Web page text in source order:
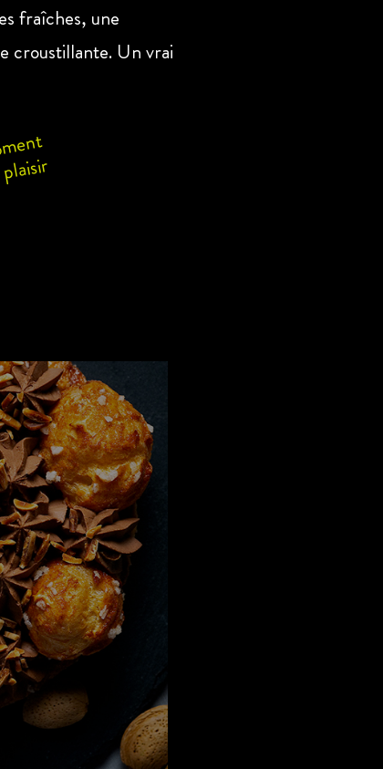
fraîches, une
croustillante. Un vrai